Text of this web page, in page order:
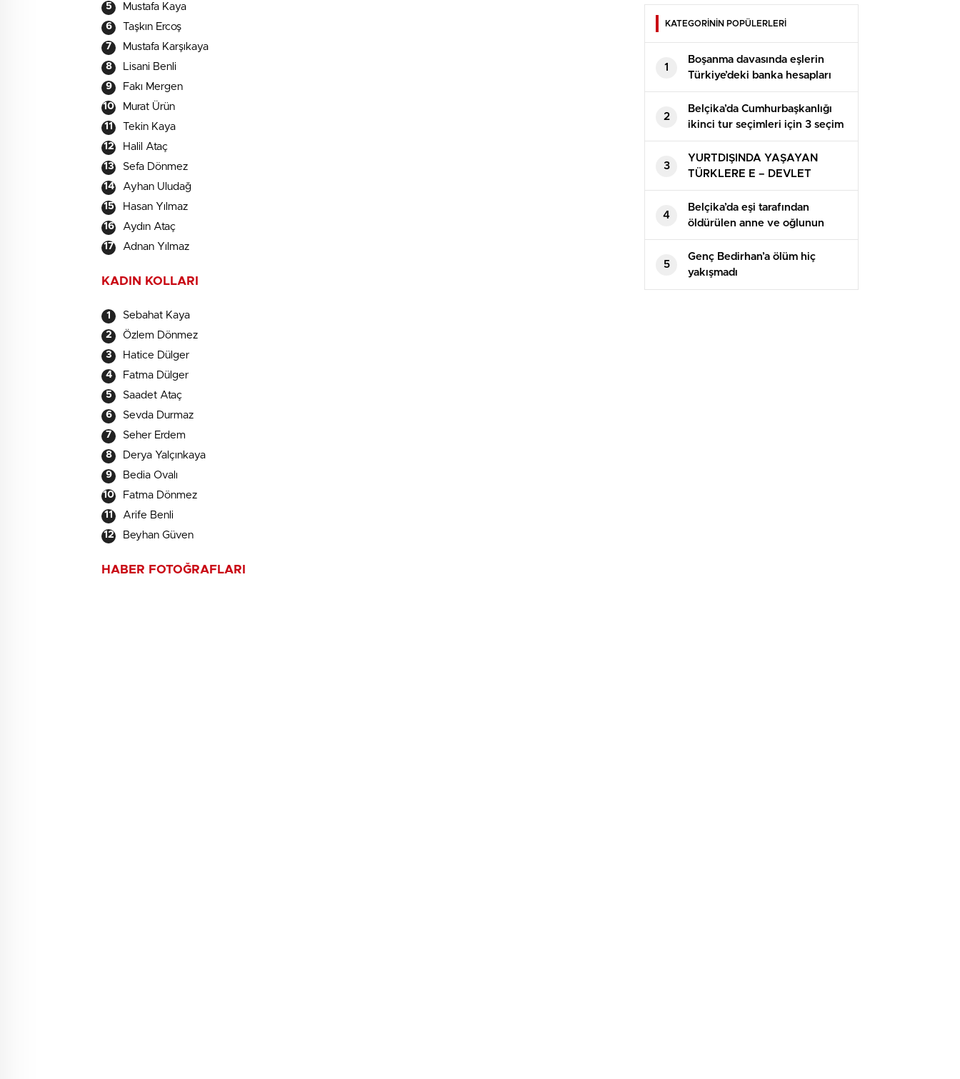
Mustafa Kaya
Taşkın Ercoş
Mustafa Karşıkaya
Lisani Benli
Fakı Mergen
Murat Ürün
Tekin Kaya
Halil Ataç
Sefa Dönmez
Ayhan Uludağ
Hasan Yılmaz
Aydın Ataç
Adnan Yılmaz
KADIN KOLLARI
Sebahat Kaya
Özlem Dönmez
Hatice Dülger
Fatma Dülger
Saadet Ataç
Sevda Durmaz
Seher Erdem
Derya Yalçınkaya
Bedia Ovalı
Fatma Dönmez
Arife Benli
Beyhan Güven
HABER FOTOĞRAFLARI
KATEGORİNİN POPÜLERLERİ
1
Boşanma davasında eşlerin
Türkiye’deki banka hesapları
paylaşılır mı?
2
Belçika’da Cumhurbaşkanlığı
ikinci tur seçimleri için 3 seçim
bölgesinde oy kullanılacak
3
YURTDIŞINDA YAŞAYAN
TÜRKLERE E – DEVLET
SİSTEMİNİN FAYDASI VAR MI ?
4
Belçika’da eşi tarafından
öldürülen anne ve oğlunun
cenaze namazı kılındı
5
Genç Bedirhan’a ölüm hiç
yakışmadı